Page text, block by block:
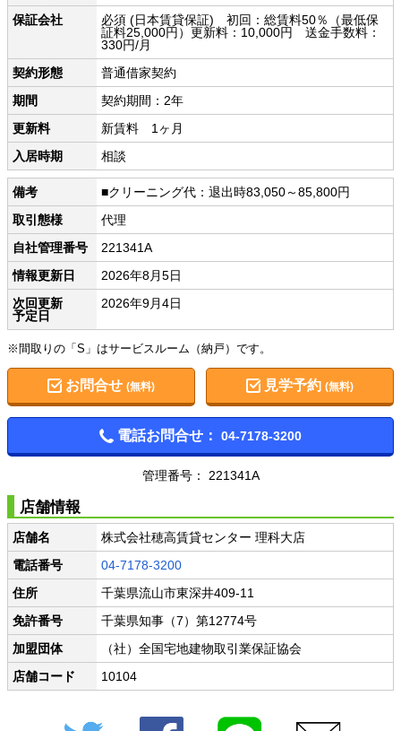
保証会社
必須 (日本賃貸保証) 初回：総賃料50％（最低保
証料25,000円）更新料：10,000円 送金手数料：
330円/月
契約形態
普通借家契約
期間
契約期間：2年
更新料
新賃料 1ヶ月
入居時期
相談
備考
■クリーニング代：退出時83,050～85,800円
取引態様
代理
自社管理番号
221341A
情報更新日
2026年8月5日
次回更新
予定日
2026年9月4日
※間取りの「S」はサービスルーム（納戸）です。
お問合せ (無料) 見学予約(無料)
電話お問合せ： 04-7178-3200
管理番号： 221341A
店舗情報
店舗名
株式会社穂高賃貸センター 理科大店
電話番号
04-7178-3200
住所
千葉県流山市東深井409-11
免許番号
千葉県知事（7）第12774号
加盟団体
（社）全国宅地建物取引業保証協会
店舗コード
10104
Twitter Facebook